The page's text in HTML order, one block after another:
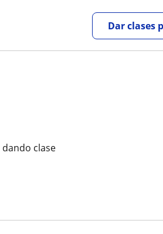
Dar clases
dando clase